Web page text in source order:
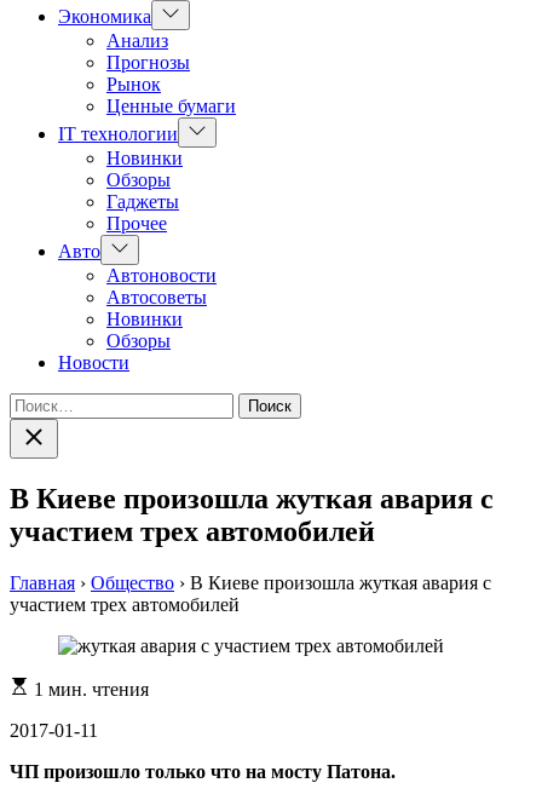
Экономика
Показать
подменю
Анализ
Прогнозы
Рынок
Ценные бумаги
IT технологии
Показать
подменю
Новинки
Обзоры
Гаджеты
Прочее
Авто Показать
подменю
Автоновости
Автосоветы
Новинки
Обзоры
Новости
Найти:
Закрыть
поиск
В Киеве произошла жуткая авария с
участием трех автомобилей
Главная › Общество › В Киеве произошла жуткая авария с
участием трех автомобилей
Расчетное
чтения
1 мин. чтения
2017-01-11
ЧП произошло только что на мосту Патона.